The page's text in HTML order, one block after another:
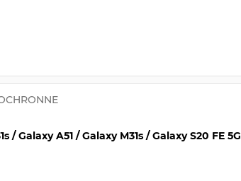
/ Galaxy A51 / Galaxy M31s / Galaxy S20 FE 5G